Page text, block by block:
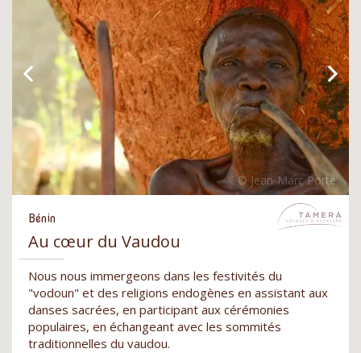
Bénin
Au cœur du Vaudou
Nous nous immergeons dans les festivités du
"vodoun" et des religions endogènes en assistant aux
danses sacrées, en participant aux cérémonies
populaires, en échangeant avec les sommités
traditionnelles du vaudou.